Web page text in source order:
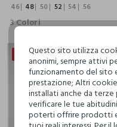
46 48 50 52 54 56
3 Colori
50% + 30% DI SCONTO
Questo sito utilizza
anonimi, sempre attivi
funzionamento del sito
prestazione; Altri
installati anche da
verificare le tue
poterti offrire prodotti